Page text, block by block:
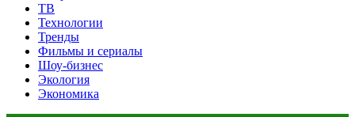
ТВ
Технологии
Тренды
Фильмы и сериалы
Шоу-бизнес
Экология
Экономика